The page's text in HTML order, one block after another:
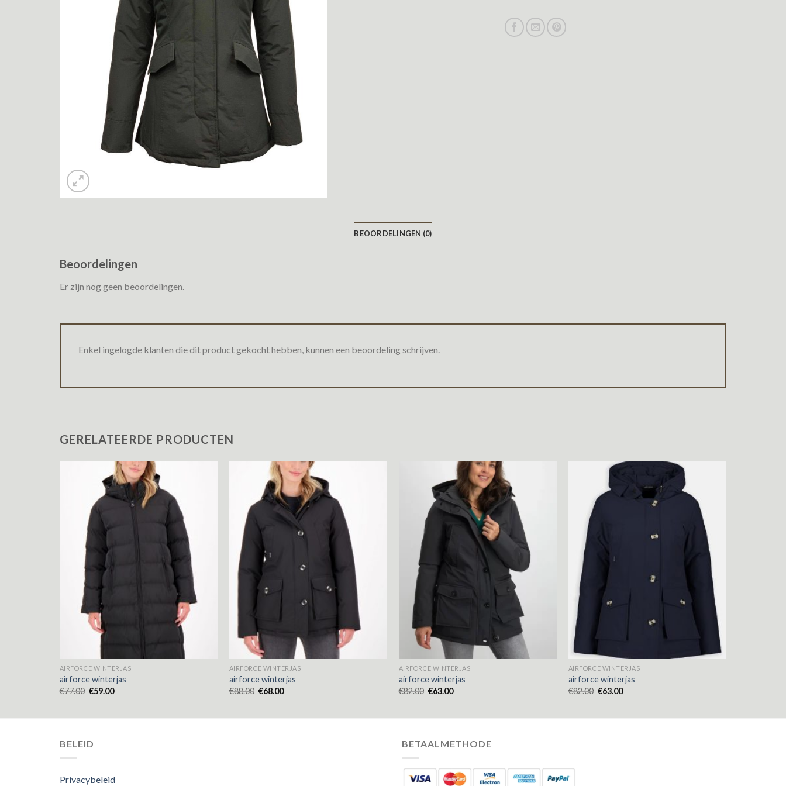
BEOORDELINGEN (0)
Beoordelingen
Er zijn nog geen beoordelingen.
Enkel ingelogde klanten die dit product gekocht hebben, kunnen een beoordeling schrijven.
GERELATEERDE PRODUCTEN
AIRFORCE WINTERJAS
airforce winterjas
€77.00 €59.00
AIRFORCE WINTERJAS
airforce winterjas
€88.00 €68.00
AIRFORCE WINTERJAS
airforce winterjas
€82.00 €63.00
AIRFORCE WINTERJAS
airforce winterjas
€82.00 €63.00
BELEID
Privacybeleid
BETAALMETHODE